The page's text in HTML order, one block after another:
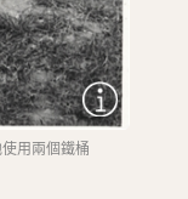
用兩個鐵桶